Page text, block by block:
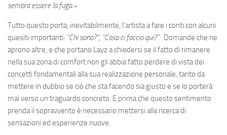
sembra essere la fuga.»
Tutto questo porta, inevitabilmente, l’artista a fare i conti con alcuni
quesiti importanti: “Chi sono?”, “Cosa ci faccio qui?”. Domande che ne
aprono altre, e che portano Layz a chiedersi se il fatto di rimanere
nella sua zona di comfort non gli abbia fatto perdere di vista dei
concetti fondamentali alla sua realizzazione personale, tanto da
mettere in dubbio se ciò che sta facendo sia giusto e se lo porterà
mai verso un traguardo concreto. E prima che questo sentimento
prenda il sopravvento è necessario mettersi alla ricerca di
sensazioni ed esperienze nuove.